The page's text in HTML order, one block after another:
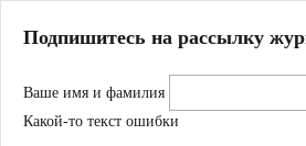
Магазин
Журнал
Подпишитесь на рассылку
Ваше имя и фамилия
Какой-то текст ошибки